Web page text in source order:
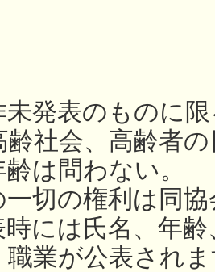
未発表のものに
齢社会、高齢者
は問わない。
一切の権利は同
時には氏名、年
職業が公表され